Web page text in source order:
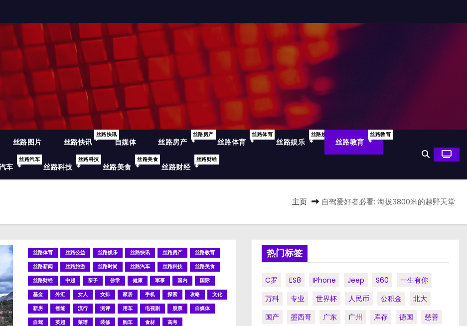
丝路图片 丝路快讯
丝路快讯
自媒体 丝路房产
丝路房产
丝路体育
丝路体育
丝路娱乐
丝路娱乐
丝路教育
丝路教育
车
丝路汽车
丝路科技
丝路科技
丝路美食
丝路美食
丝路财经
丝路财经
主页 自驾爱好者必看: 海拔3800米的越野天堂
丝路体育 丝路公益 丝路娱乐 丝路快讯 丝路房产
丝路教育
丝路新闻
丝路旅游 丝路时尚 丝路汽车 丝路科技
丝路美食
丝路财经
中超 亲子 佛学 健康 军事 国内
国际
基金
外汇 女人 女排 家居 手机 探索 攻略
文化
新房
智能 流行 测评 用车 电视剧 股票
自媒体
自驾
英超 菜谱 装修 购车 食材 高考
热门标签
C罗 ES8 IPhone Jeep S60
一生有你
万科
专业 世界杯 人民币 公积金
北大
国产
墨西哥 广东 广州 库存 德国
慈善